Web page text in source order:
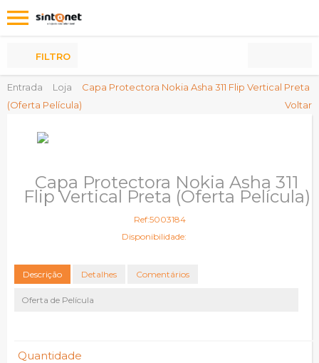
Entrada Loja
Capa Protectora Nokia Asha 311 Flip Vertical Preta
(Oferta Película)
Voltar
FILTRO
Capa Protectora Nokia Asha 311
Flip Vertical Preta (Oferta Película)
Ref:5003184
Disponibilidade:
Descrição Detalhes Comentários
Oferta de Película
Quantidade